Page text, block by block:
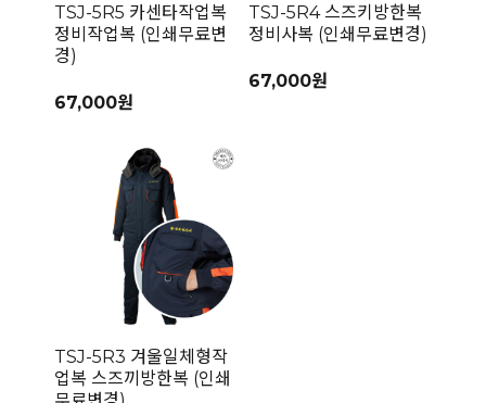
TSJ-5R5 카센타작업복
정비작업복 (인쇄무료변
경)
67,000원
TSJ-5R4 스즈키방한복
정비사복 (인쇄무료변경)
67,000원
TSJ-5R3 겨울일체형작
업복 스즈끼방한복 (인쇄